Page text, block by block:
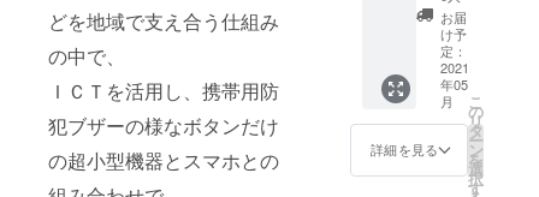
どを地域で支え合う仕組み
の中で、
ＩＣＴを活用し、携帯用防
犯ブザーの様なボタンだけ
の超小型機器とスマホとの
行うこ
とがで
きま
す。 個
性を理
解すれ
分の強
みやス
ます。
詳しい
付与方
法につ
きまし
ては、
ご連絡
させて
人間関
係にお
ける問
題点を
明確に
しま
分とは
異なる
す。 自
分とは
異なる
相手の
考えや
気持
ち、価
値観や
約2時間
の教室
を開催
させて
頂きま
す。 ・
スマホ
教室 ・
トと分
析解
説。【2
名分】
夫婦や
カップ
ルなど
の相性
や気を
付ける
お届
け予
定：
2021
年05
月
詳細を見る
こ
の
リ
タ
ー
ン
を
選
択
す